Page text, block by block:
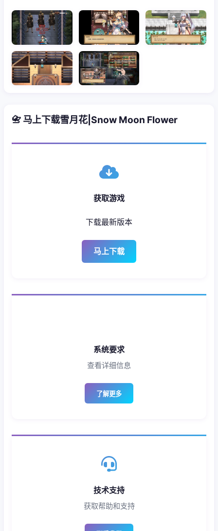
📇 马上下载雪月花|Snow Moon Flower
获取游戏
下载最新版本
马上下载
系统要求
查看详细信息
了解更多
技术支持
获取帮助和支持